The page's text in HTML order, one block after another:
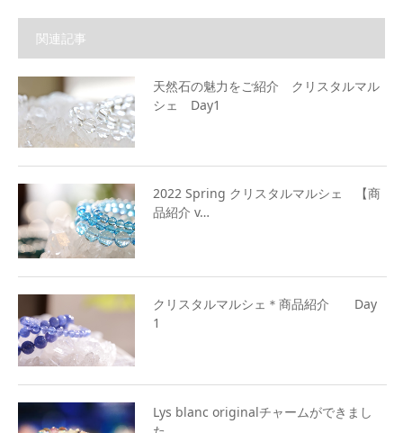
関連記事
天然石の魅力をご紹介 クリスタルマル
シェ Day1
2022 Spring クリスタルマルシェ 【商
品紹介 v…
クリスタルマルシェ＊商品紹介 Day
1
Lys blanc originalチャームができまし